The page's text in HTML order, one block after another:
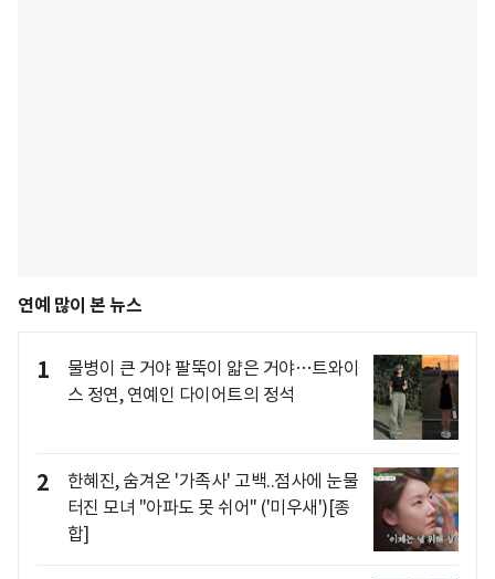
연예 많이 본 뉴스
1
물병이 큰 거야 팔뚝이 얇은 거야…트와이
스 정연, 연예인 다이어트의 정석
2
한혜진, 숨겨온 '가족사' 고백..점사에 눈물
터진 모녀 "아파도 못 쉬어" ('미우새')[종
합]